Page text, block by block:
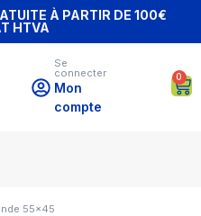
À PARTIR DE 100€
HTVA
Se
connecter
Mon
compte
0
55×45